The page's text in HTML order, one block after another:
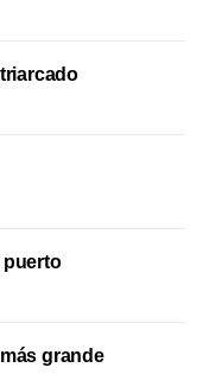
puerto
grande